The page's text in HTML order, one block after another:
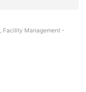
Facility Management -